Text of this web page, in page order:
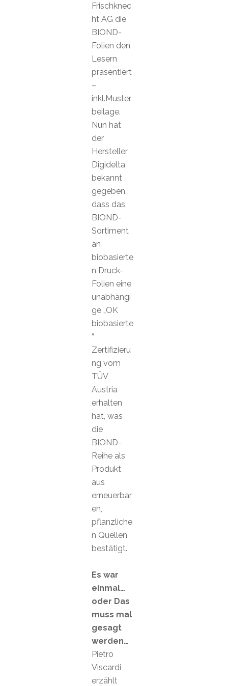
Frischknec
ht AG die
BIOND-
Folien den
Lesern
präsentiert
–
inkl.Muster
beilage.
Nun hat
der
Hersteller
Digidelta
bekannt
gegeben,
dass das
BIOND-
Sortiment
an
biobasierte
n Druck-
Folien eine
unabhängi
ge „OK
biobasierte
“
Zertifizieru
ng vom
TÜV
Austria
erhalten
hat, was
die
BIOND-
Reihe als
Produkt
aus
erneuerbar
en,
pflanzliche
n Quellen
bestätigt.
Es war
einmal…
oder Das
muss mal
gesagt
werden…
Pietro
Viscardi
erzählt